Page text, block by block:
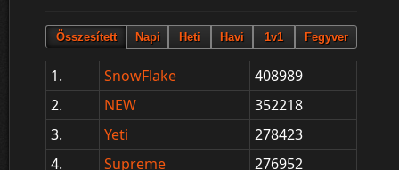
1. SnowFlake
408989
2.
NEW
352218
3.
Yeti
278423
4.
Supreme
276952